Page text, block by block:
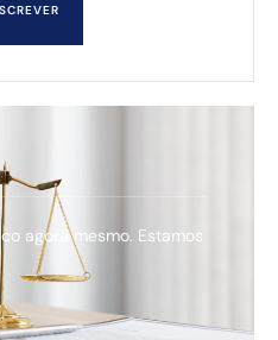
agora mesmo. Estamos